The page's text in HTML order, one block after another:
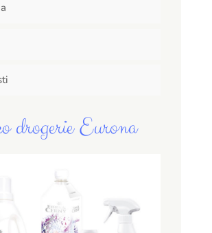
drogerie Eurona